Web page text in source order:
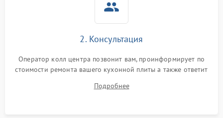
2. Консультация
Оператор колл центра позвонит вам, проинформирует по
стоимости ремонта вашего кухонной плиты а также ответит
Подробнее